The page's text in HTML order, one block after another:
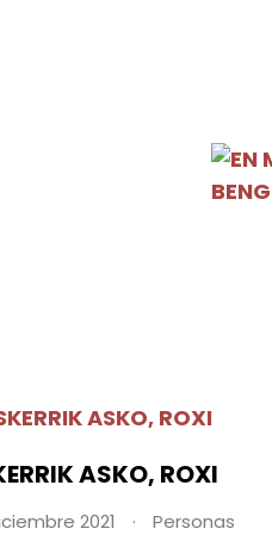
ASKO, ROXI
2021 Personas